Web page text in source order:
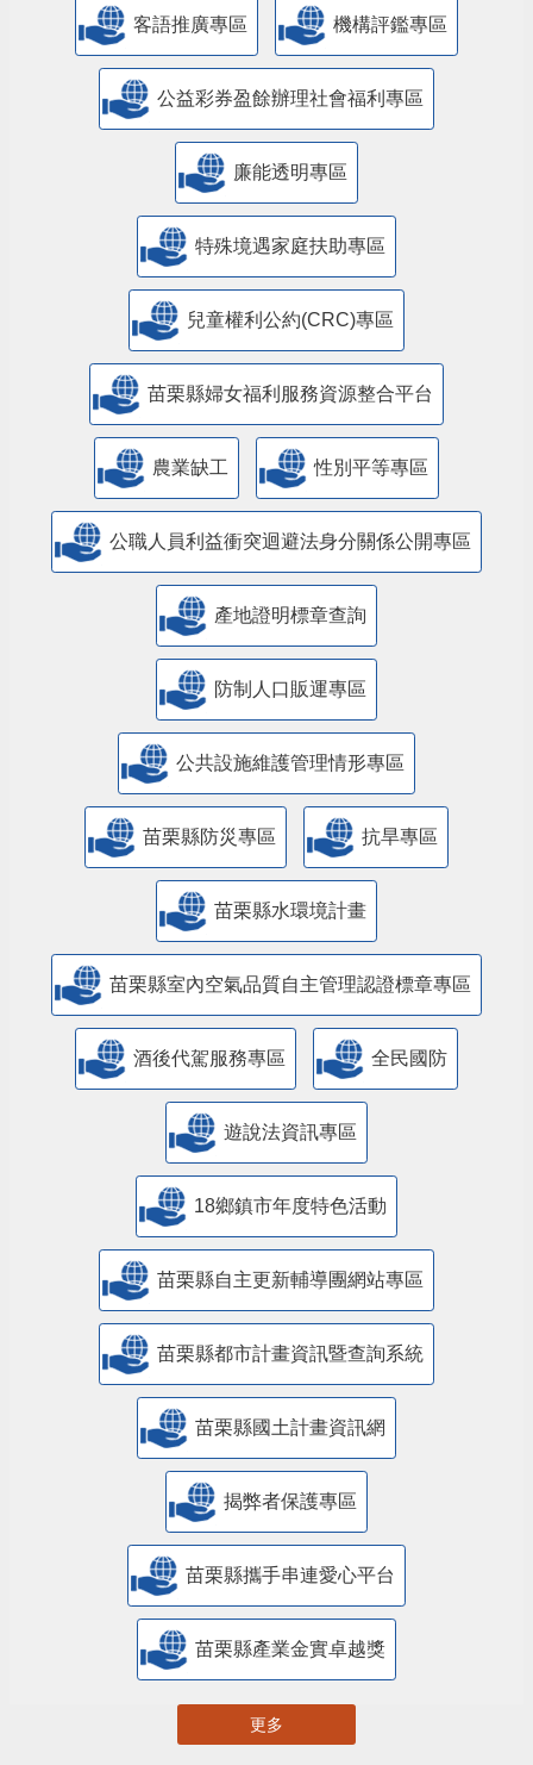
客語推廣專區 機構評鑑專區
公益彩券盈餘辦理社會福利專區
廉能透明專區
特殊境遇家庭扶助專區
兒童權利公約(CRC)專區
苗栗縣婦女福利服務資源整合平台
農業缺工 性別平等專區
公職人員利益衝突迴避法身分關係公開專區
產地證明標章查詢
防制人口販運專區
​公共設施維護管理情形專區
苗栗縣防災專區 抗旱專區
苗栗縣水環境計畫
苗栗縣室內空氣品質自主管理認證標章專區
酒後代駕服務專區 全民國防
遊說法資訊專區
18鄉鎮市年度特色活動
苗栗縣自主更新輔導團網站專區
苗栗縣都市計畫資訊暨查詢系統
苗栗縣國土計畫資訊網
揭弊者保護專區
苗栗縣攜手串連愛心平台
苗栗縣產業金實卓越獎
更多